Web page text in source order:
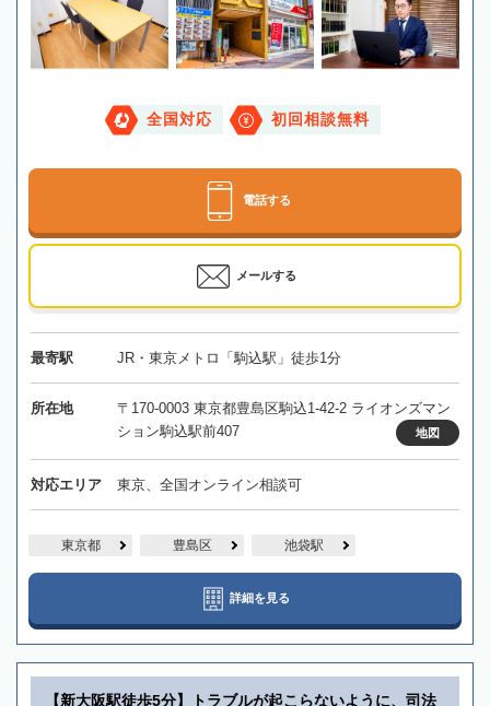
全国対応 初回相談無料
電話する
メールする
最寄駅 JR・東京メトロ「駒込駅」徒歩1分
所在地
〒170-0003 東京都豊島区駒込1-42-2 ライオンズマン
ション駒込駅前407
地図
対応エリア 東京、全国オンライン相談可
東京都 豊島区 池袋駅
詳細を見る
【新大阪駅徒歩5分】トラブルが起こらないように、司法